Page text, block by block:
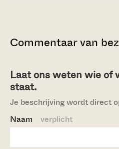
Commentaar van
Laat ons weten wie of
staat.
Je beschrijving wordt direct
Naam verplicht